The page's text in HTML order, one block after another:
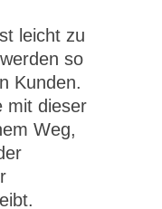
leicht zu
so
Kunden.
mit dieser
Weg,